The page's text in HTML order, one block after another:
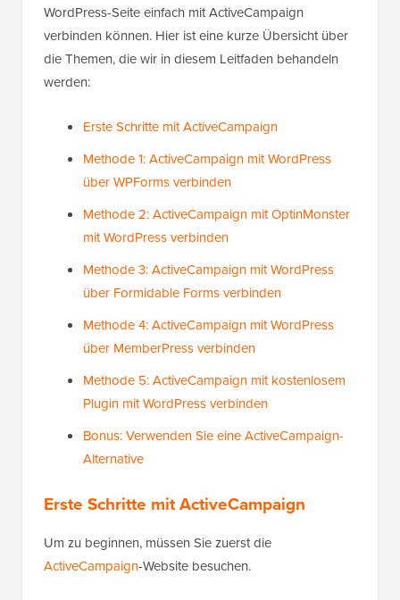
WordPress-Seite einfach mit ActiveCampaign
verbinden können. Hier ist eine kurze Übersicht über
die Themen, die wir in diesem Leitfaden behandeln
werden:
Erste Schritte mit ActiveCampaign
Methode 1: ActiveCampaign mit WordPress
über WPForms verbinden
Methode 2: ActiveCampaign mit OptinMonster
mit WordPress verbinden
Methode 3: ActiveCampaign mit WordPress
über Formidable Forms verbinden
Methode 4: ActiveCampaign mit WordPress
über MemberPress verbinden
Methode 5: ActiveCampaign mit kostenlosem
Plugin mit WordPress verbinden
Bonus: Verwenden Sie eine ActiveCampaign-
Alternative
Erste Schritte mit ActiveCampaign
Um zu beginnen, müssen Sie zuerst die
ActiveCampaign-Website besuchen.